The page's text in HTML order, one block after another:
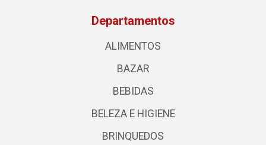
Departamentos
ALIMENTOS
BAZAR
BEBIDAS
BELEZA E HIGIENE
BRINQUEDOS